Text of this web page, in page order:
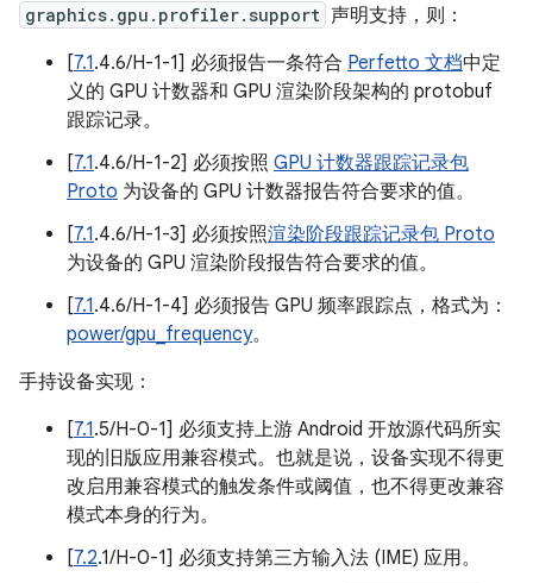
graphics.gpu.profiler.support 声明支持，则：
[7.1.4.6/H-1-1] 必须报告一条符合 Perfetto 文档中定
义的 GPU 计数器和 GPU 渲染阶段架构的 protobuf
跟踪记录。
[7.1.4.6/H-1-2] 必须按照 GPU 计数器跟踪记录包
Proto 为设备的 GPU 计数器报告符合要求的值。
[7.1.4.6/H-1-3] 必须按照渲染阶段跟踪记录包 Proto
为设备的 GPU 渲染阶段报告符合要求的值。
[7.1.4.6/H-1-4] 必须报告 GPU 频率跟踪点，格式为：
power/gpu_frequency。
手持设备实现：
[7.1.5/H-0-1] 必须支持上游 Android 开放源代码所实
现的旧版应用兼容模式。也就是说，设备实现不得更
改启用兼容模式的触发条件或阈值，也不得更改兼容
模式本身的行为。
[7.2.1/H-0-1] 必须支持第三方输入法 (IME) 应用。